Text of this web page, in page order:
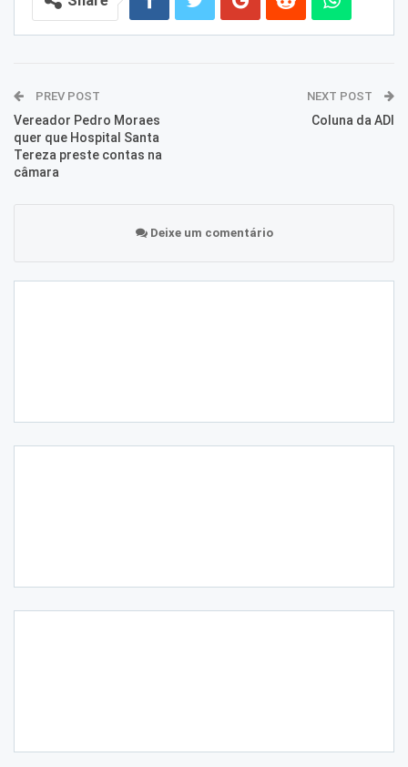
PREV POST
Vereador Pedro Moraes
quer que Hospital Santa
Tereza preste contas na
câmara
NEXT POST
Coluna da ADI
Deixe um comentário